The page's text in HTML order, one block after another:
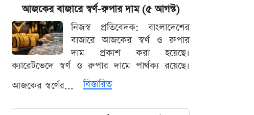
আজকের বাজারে স্বর্ণ-রুপার দাম (৫ আগস্ট)
নিজস্ব প্রতিবেদক: বাংলাদেশের
বাজারে আজকের স্বর্ণ ও রুপার
দাম প্রকাশ করা হয়েছে।
ক্যারেটভেদে স্বর্ণ ও রুপার দামে পার্থক্য রয়েছে।
আজকের স্বর্ণের...
বিস্তারিত